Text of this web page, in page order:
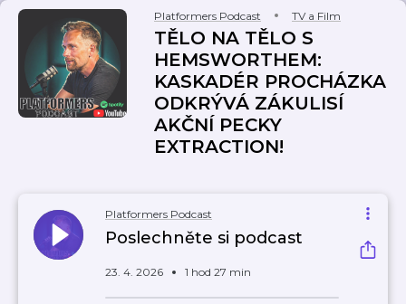
Platformers Podcast TV a Film
TĚLO NA TĚLO S
HEMSWORTHEM:
KASKADÉR PROCHÁZKA
ODKRÝVÁ ZÁKULISÍ
AKČNÍ PECKY
EXTRACTION!
Platformers Podcast
Poslechněte si podcast
23. 4. 2026 1 hod 27 min